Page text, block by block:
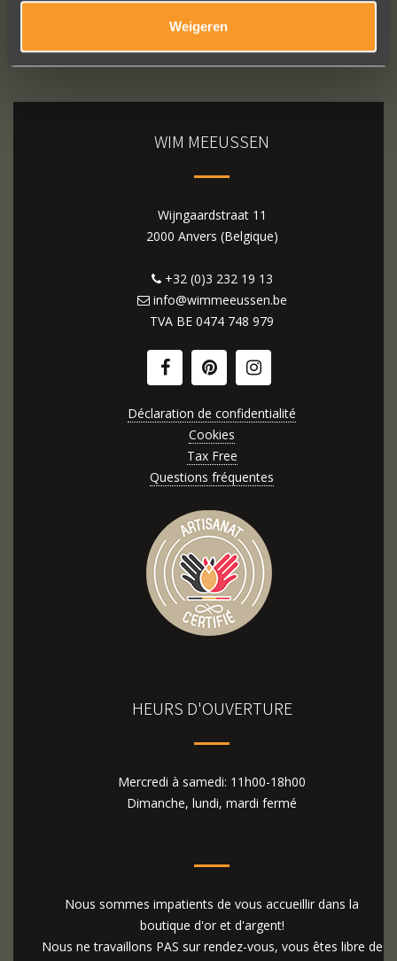
Weigeren
WIM MEEUSSEN
Wijngaardstraat 11
2000 Anvers (Belgique)
+32 (0)3 232 19 13
info@wimmeeussen.be
TVA BE 0474 748 979
Déclaration de confidentialité
Cookies
Tax Free
Questions fréquentes
HEURS D'OUVERTURE
Mercredi à samedi: 11h00-18h00
Dimanche, lundi, mardi fermé
Nous sommes impatients de vous accueillir dans la
boutique d'or et d'argent!
Nous ne travaillons PAS sur rendez-vous, vous êtes libre de